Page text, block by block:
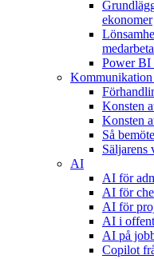
ekonomer
Power BI
Konsten
Konsten
Så
Säljarens
AI
AI för
AI för
AI för
AI i
AI på
Copilot